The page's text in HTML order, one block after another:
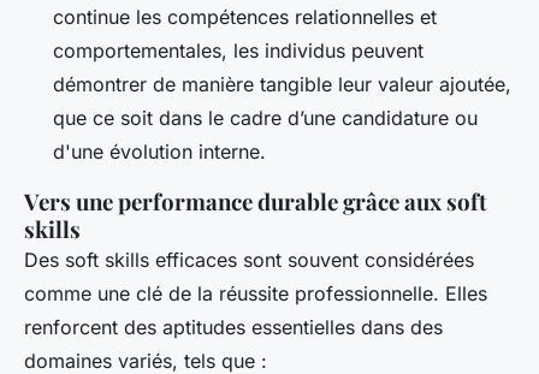
continue les compétences relationnelles et
comportementales, les individus peuvent
démontrer de manière tangible leur valeur ajoutée,
que ce soit dans le cadre d’une candidature ou
d'une évolution interne.
Vers une performance durable grâce aux soft
skills
Des soft skills efficaces sont souvent considérées
comme une clé de la réussite professionnelle. Elles
renforcent des aptitudes essentielles dans des
domaines variés, tels que :